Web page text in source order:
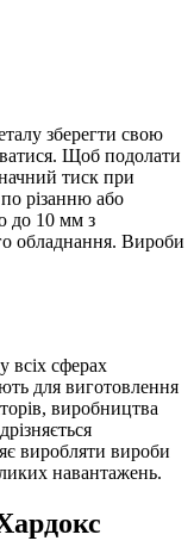
зберегти свою
Щоб подолати
тиск при
різанню або
до 10 мм з
обладнання. Вироби
всіх сферах
для виготовлення
виробництва
виробляти вироби
навантажень.